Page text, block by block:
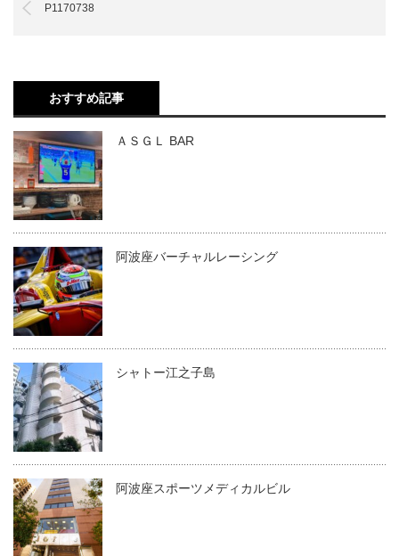
P1170738
おすすめ記事
ＡＳＧＬ BAR
阿波座バーチャルレーシング
シャトー江之子島
阿波座スポーツメディカルビル